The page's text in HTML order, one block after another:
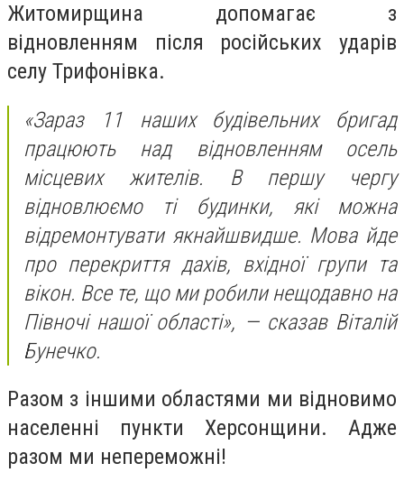
Житомирщина допомагає з
відновленням після російських ударів
селу Трифонівка.
«Зараз 11 наших будівельних бригад
працюють над відновленням осель
місцевих жителів. В першу чергу
відновлюємо ті будинки, які можна
відремонтувати якнайшвидше. Мова йде
про перекриття дахів, вхідної групи та
вікон. Все те, що ми робили нещодавно на
Півночі нашої області», — сказав Віталій
Бунечко.
Разом з іншими областями ми відновимо
населенні пункти Херсонщини. Адже
разом ми непереможні!